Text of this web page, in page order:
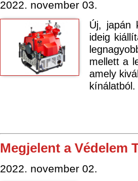
2022. november 03.
Új, japán
ideig
mellett a
amely
Megjelent a Védelem
2022. november 02.